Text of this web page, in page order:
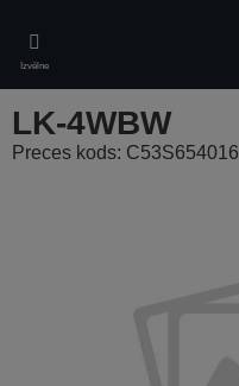
main
content
Izvēlne
LK-4WBW
Preces kods: C53S654016